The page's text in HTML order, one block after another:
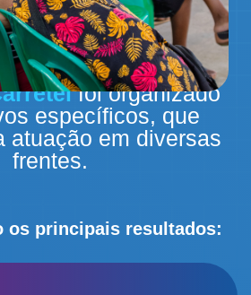
foi organizado
específicos, que
atuação em diversas
frentes.
os principais resultados: